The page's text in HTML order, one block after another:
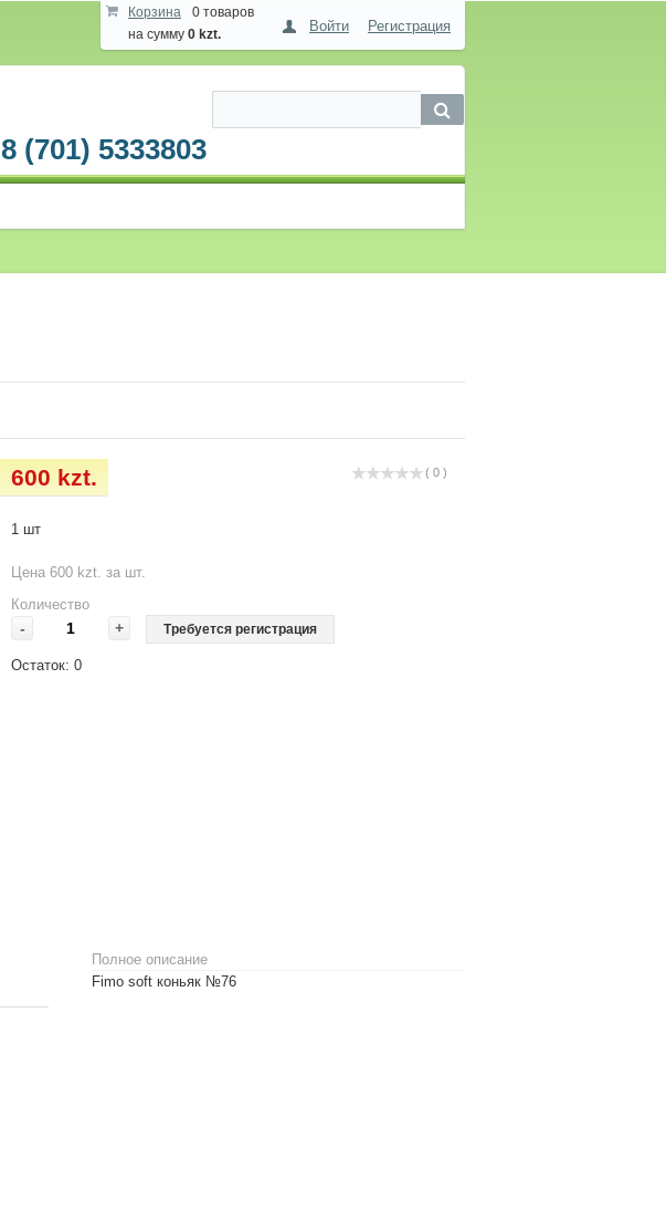
Корзина
0 товаров
на сумму 0 kzt. Войти Регистрация
8 (701) 5333803
( 0 )
600 kzt.
1 шт
Цена 600 kzt. за шт.
Количество
- + Требуется регистрация
Остаток:0
Полное описание
Fimo soft коньяк №76